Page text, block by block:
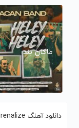
ماکان بند
دانلود آهنگ Adrenalize از In This Moment این دیس مومنت